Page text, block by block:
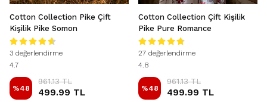
Cotton Collection Pike Çift
Kişilik Pike Somon
3 değerlendirme
4.7
%48
961.13 TL
499.99 TL
Cotton Collection Çift Kişilik
Pike Pure Romance
27 değerlendirme
4.8
%48
961.13 TL
499.99 TL